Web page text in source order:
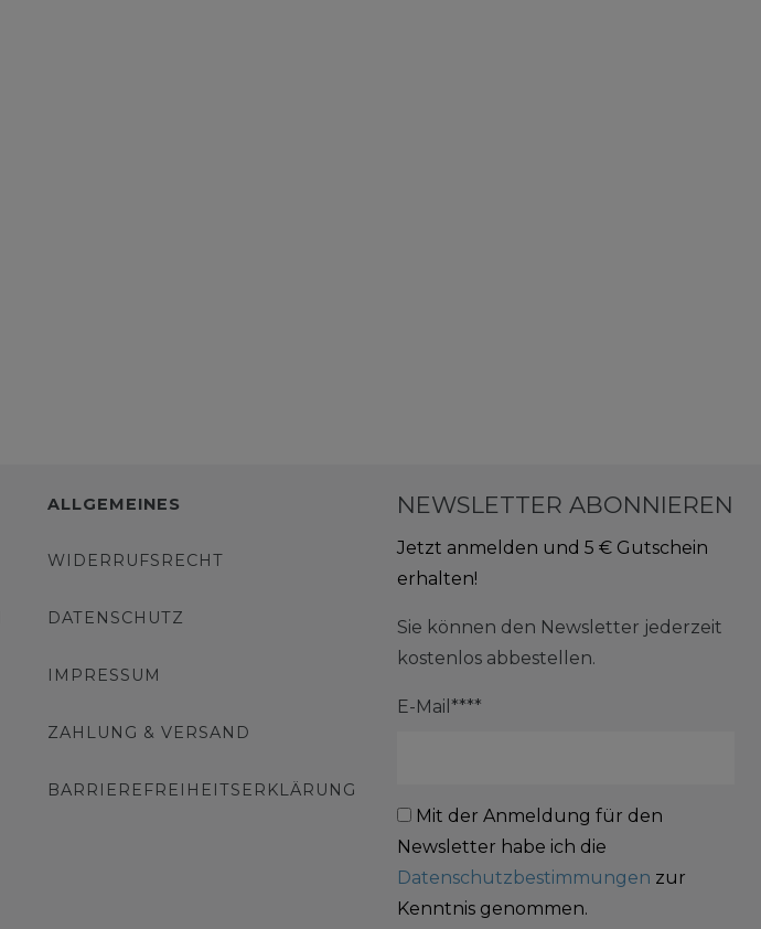
ALLGEMEINES
WIDERRUFSRECHT
DATENSCHUTZ
IMPRESSUM
ZAHLUNG & VERSAND
BARRIEREFREIHEITSERKLÄRUNG
NEWSLETTER ABONNIEREN
Jetzt anmelden und 5 € Gutschein
erhalten!
Sie können den Newsletter jederzeit
kostenlos abbestellen.
E-Mail****
Mit der Anmeldung für den
Newsletter habe ich die
Datenschutzbestimmungen zur
Kenntnis genommen.